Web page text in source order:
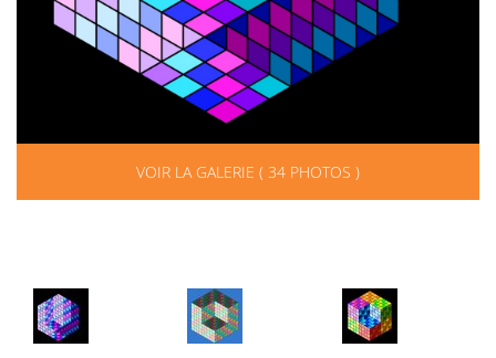
VOIR LA GALERIE ( 34 PHOTOS )